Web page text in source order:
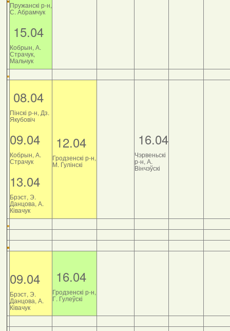
Пружанскі р-н,
С. Абрамчук
15.04
Кобрын, А.
Страчук,
Мальчук
08.04
Пінскі р-н, Дз.
Якубовіч
09.04
Кобрын, А.
Страчук
13.04
Брэст, Э.
Данцова, А.
Ківачук
12.04
Гродзенскі р-н,
М. Гулінскі
16.04
Чэрвеньскі
р-н, А.
Вінчэўскі
09.04
Брэст, Э.
Данцова, А.
Ківачук
16.04
Гродзенскі р-н,
Г. Гулеўскі